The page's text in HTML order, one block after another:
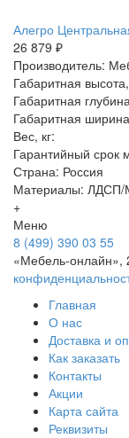
Алегро
26 879 ₽
Производитель:
Габаритная
Габаритная
Габаритная
Вес, кг:
Гарантийный срок
Страна: Россия
Материалы:
+
Меню
8 (499) 390 03 55
«Мебель-
Главная
О нас
Доставка и
Как заказать
Контакты
Акции
Карта сайта
Реквизиты